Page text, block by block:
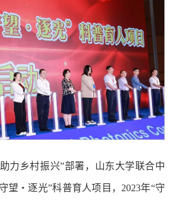
力乡村振兴”部署，山东大学联合中
望・逐光”科普育人项目，2023年“守